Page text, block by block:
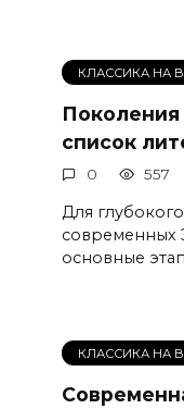
КЛАССИКА НА
список
0 557
Для
современных
основные
КЛАССИКА НА